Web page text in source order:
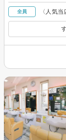
全員 〈人気